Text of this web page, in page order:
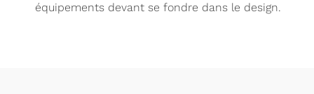
équipements devant se fondre dans le design.